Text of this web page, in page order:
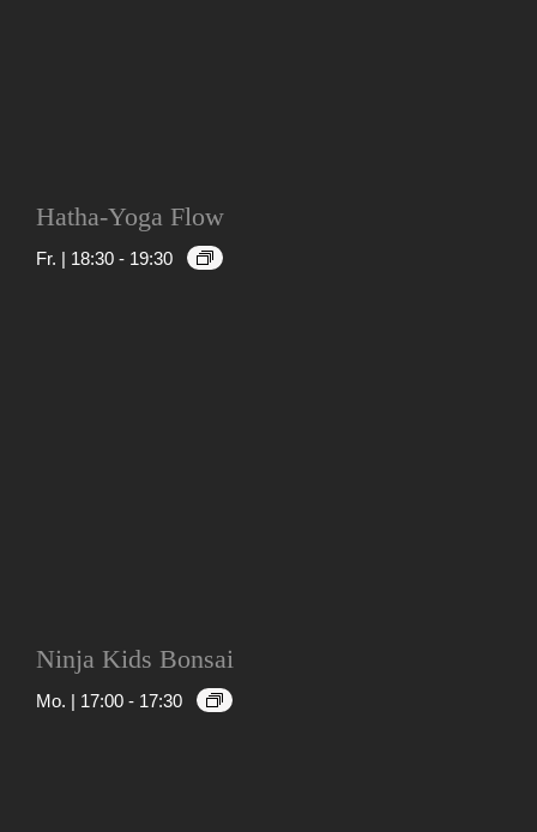
Hatha-Yoga Flow
Fr. | 18:30 - 19:30
Ninja Kids Bonsai
Mo. | 17:00 - 17:30